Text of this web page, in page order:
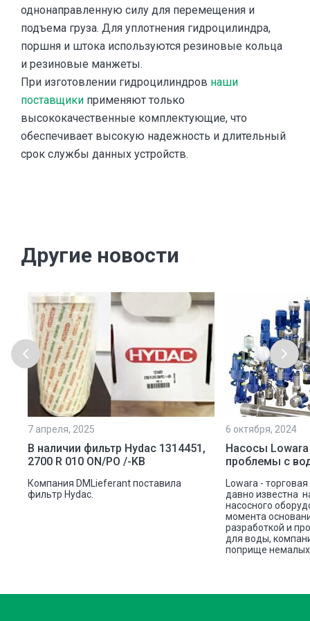
однонаправленную силу для перемещения и
подъема груза. Для уплотнения гидроцилиндра,
поршня и штока используются резиновые кольца
и резиновые манжеты.
При изготовлении гидроцилиндров наши
поставщики применяют только
высококачественные комплектующие, что
обеспечивает высокую надежность и длительный
срок службы данных устройств.
Другие новости
7 апреля, 2025
В наличии фильтр Hydac 1314451,
2700 R 010 ON/PO /-KB
Компания DMLieferant поставила
фильтр Hydac.
6 октября, 2024
Насосы
проблемы с
Lowara -
давно известна
насосного
момента
разработкой и
для воды,
поприще немалых